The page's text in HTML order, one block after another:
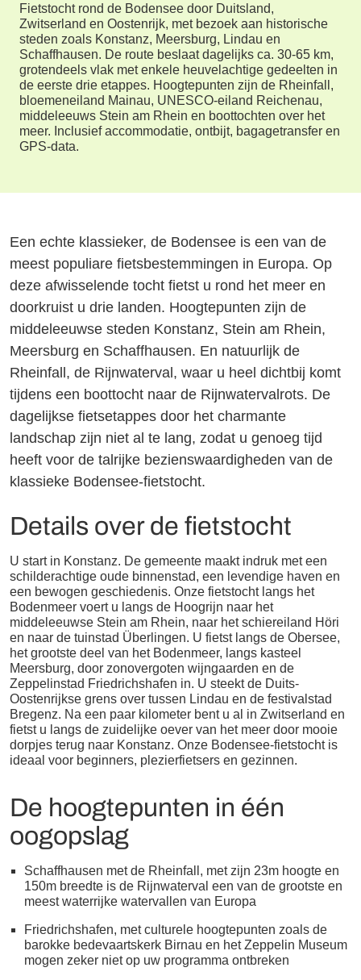
Fietstocht rond de Bodensee door Duitsland,
Zwitserland en Oostenrijk, met bezoek aan historische
steden zoals Konstanz, Meersburg, Lindau en
Schaffhausen. De route beslaat dagelijks ca. 30-65 km,
grotendeels vlak met enkele heuvelachtige gedeelten in
de eerste drie etappes. Hoogtepunten zijn de Rheinfall,
bloemeneiland Mainau, UNESCO-eiland Reichenau,
middeleeuws Stein am Rhein en boottochten over het
meer. Inclusief accommodatie, ontbijt, bagagetransfer en
GPS-data.
Een echte klassieker, de Bodensee is een van de
meest populiare fietsbestemmingen in Europa. Op
deze afwisselende tocht fietst u rond het meer en
doorkruist u drie landen. Hoogtepunten zijn de
middeleeuwse steden Konstanz, Stein am Rhein,
Meersburg en Schaffhausen. En natuurlijk de
Rheinfall, de Rijnwaterval, waar u heel dichtbij komt
tijdens een boottocht naar de Rijnwatervalrots. De
dagelijkse fietsetappes door het charmante
landschap zijn niet al te lang, zodat u genoeg tijd
heeft voor de talrijke bezienswaardigheden van de
klassieke Bodensee-fietstocht.
Details over de fietstocht
U start in Konstanz. De gemeente maakt indruk met een
schilderachtige oude binnenstad, een levendige haven en
een bewogen geschiedenis. Onze fietstocht langs het
Bodenmeer voert u langs de Hoogrijn naar het
middeleeuwse Stein am Rhein, naar het schiereiland Höri
en naar de tuinstad Überlingen. U fietst langs de Obersee,
het grootste deel van het Bodenmeer, langs kasteel
Meersburg, door zonovergoten wijngaarden en de
Zeppelinstad Friedrichshafen in. U steekt de Duits-
Oostenrijkse grens over tussen Lindau en de festivalstad
Bregenz. Na een paar kilometer bent u al in Zwitserland en
fietst u langs de zuidelijke oever van het meer door mooie
dorpjes terug naar Konstanz. Onze Bodensee-fietstocht is
ideaal voor beginners, plezierfietsers en gezinnen.
De hoogtepunten in één
oogopslag
Schaffhausen met de Rheinfall, met zijn 23m hoogte en
150m breedte is de Rijnwaterval een van de grootste en
meest waterrijke watervallen van Europa
Friedrichshafen, met culturele hoogtepunten zoals de
barokke bedevaartskerk Birnau en het Zeppelin Museum
mogen zeker niet op uw programma ontbreken